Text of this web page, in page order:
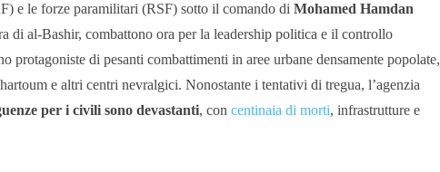
e le forze paramilitari (RSF) sotto il comando di Mohamed Hamdan
di al-Bashir, combattono ora per la leadership politica e il controllo
protagoniste di pesanti combattimenti in aree urbane densamente popolate,
e altri centri nevralgici. Nonostante i tentativi di tregua, l’agenzia
per i civili sono devastanti, con centinaia di morti, infrastrutture e